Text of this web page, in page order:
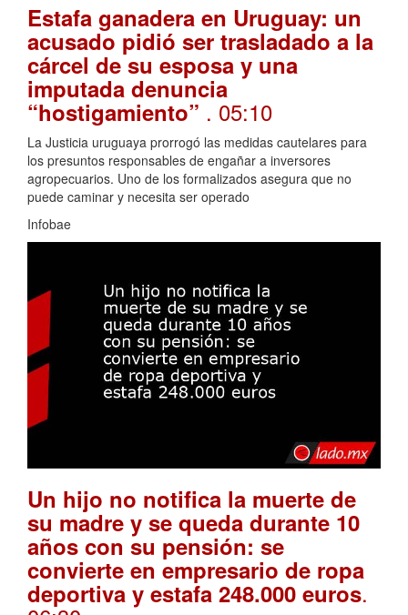
Estafa ganadera en Uruguay: un
acusado pidió ser trasladado a la
cárcel de su esposa y una
imputada denuncia
“hostigamiento” . 05:10
La Justicia uruguaya prorrogó las medidas cautelares para
los presuntos responsables de engañar a inversores
agropecuarios. Uno de los formalizados asegura que no
puede caminar y necesita ser operado
Infobae
Un hijo no notifica la muerte de
su madre y se queda durante 10
años con su pensión: se
convierte en empresario de ropa
deportiva y estafa 248.000 euros.